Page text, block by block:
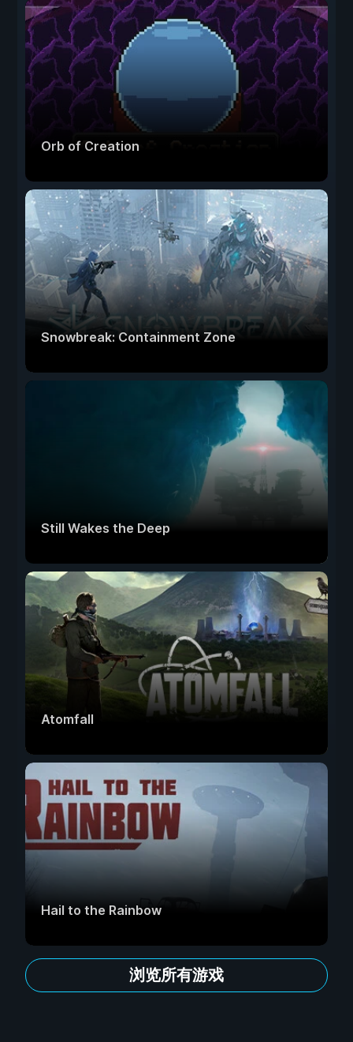
Orb of Creation
Snowbreak: Containment Zone
Still Wakes the Deep
Atomfall
Hail to the Rainbow
浏览所有游戏